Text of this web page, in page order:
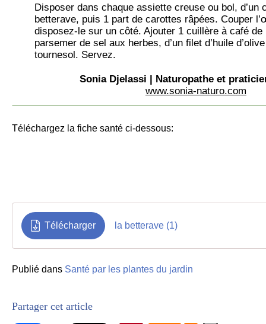
Disposer dans chaque assiette creuse ou bol, d’un
betterave, puis 1 part de carottes râpées. Couper l’
disposez-le sur un côté. Ajouter 1 cuillère à café de
parsemer de sel aux herbes, d’un filet d’huile
tournesol. Servez.
Sonia Djelassi | Naturopathe et
www.sonia-naturo.com
Téléchargez la fiche santé ci-dessous:
Télécharger la betterave (1)
Publié dans Santé par les plantes du jardin
Partager cet article